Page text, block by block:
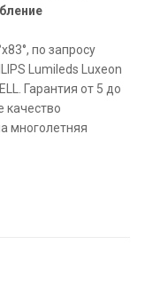
по запросу
Lumileds Luxeon
Гарантия от 5 до
качество
многолетняя